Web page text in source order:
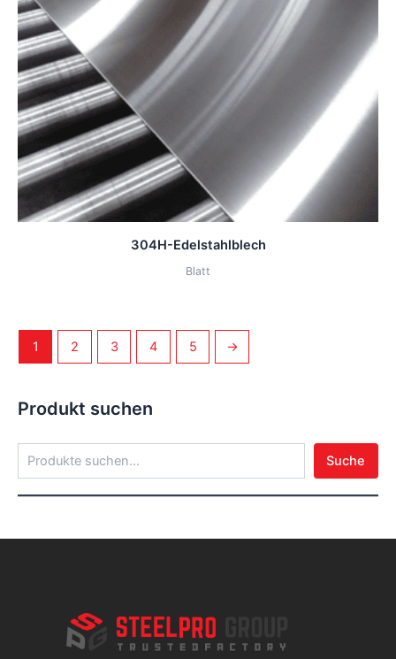
Produkt suchen
Suche
304H-Edelstahlblech
Blatt
1 2 3 4 5 →